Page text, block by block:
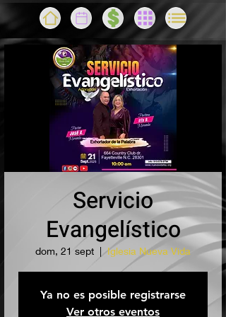
Servicio
Evangelístico
dom, 21 sept
  |
Iglesia Nueva Vida
Ya no es posible registrarse
Ver otros eventos